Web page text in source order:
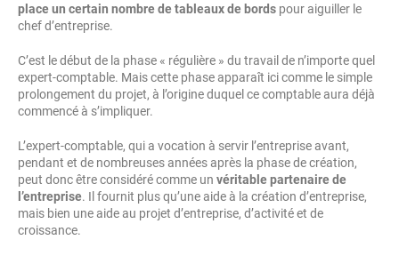
place un certain nombre de tableaux de bords pour aiguiller le
chef d’entreprise.
C’est le début de la phase « régulière » du travail de n’importe quel
expert-comptable. Mais cette phase apparaît ici comme le simple
prolongement du projet, à l’origine duquel ce comptable aura déjà
commencé à s’impliquer.
L’expert-comptable, qui a vocation à servir l’entreprise avant,
pendant et de nombreuses années après la phase de création,
peut donc être considéré comme un véritable partenaire de
l’entreprise. Il fournit plus qu’une aide à la création d’entreprise,
mais bien une aide au projet d’entreprise, d’activité et de
croissance.